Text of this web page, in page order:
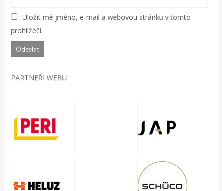
Uložit mé jméno, e-mail a webovou stránku v tomto
prohlížeči.
PARTNEŘI WEBU